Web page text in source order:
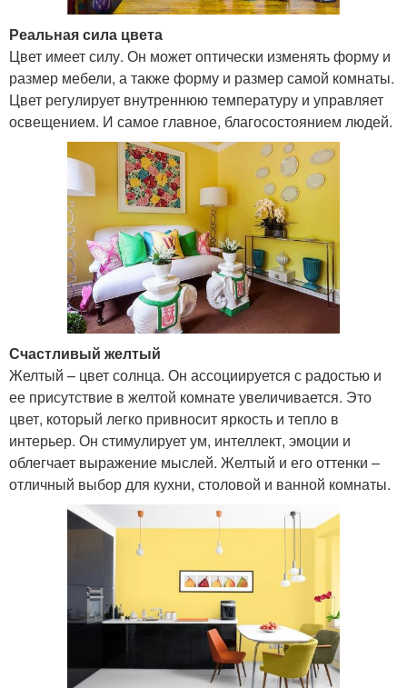
Реальная сила цвета
Цвет имеет силу. Он может оптически изменять форму и
размер мебели, а также форму и размер самой комнаты.
Цвет регулирует внутреннюю температуру и управляет
освещением. И самое главное, благосостоянием людей.
Счастливый желтый
Желтый – цвет солнца. Он ассоциируется с радостью и
ее присутствие в желтой комнате увеличивается. Это
цвет, который легко привносит яркость и тепло в
интерьер. Он стимулирует ум, интеллект, эмоции и
облегчает выражение мыслей. Желтый и его оттенки –
отличный выбор для кухни, столовой и ванной комнаты.